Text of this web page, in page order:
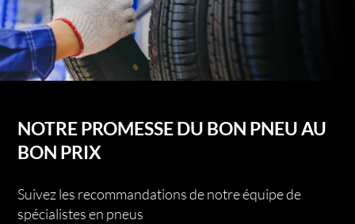
NOTRE PROMESSE DU BON PNEU AU
BON PRIX
Suivez les recommandations de notre équipe de
spécialistes en pneus